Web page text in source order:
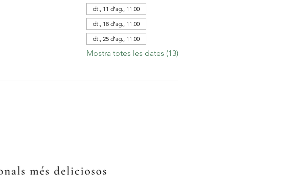
dt., 11 d’ag., 11:00
dt., 18 d’ag., 11:00
dt., 25 d’ag., 11:00
Mostra totes les dates (13)